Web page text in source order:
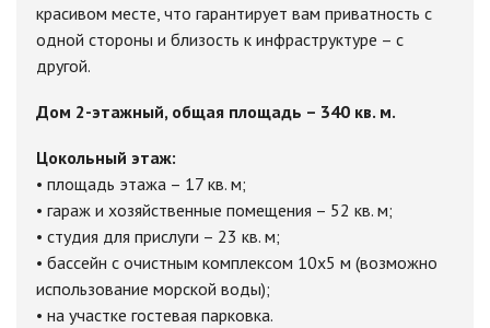
красивом месте, что гарантирует вам приватность с
одной стороны и близость к инфраструктуре – с
другой.
Дом 2-этажный, общая площадь – 340 кв. м.
Цокольный этаж:
• площадь этажа – 17 кв. м;
• гараж и хозяйственные помещения – 52 кв. м;
• студия для прислуги – 23 кв. м;
• бассейн с очистным комплексом 10х5 м (возможно
использование морской воды);
• на участке гостевая парковка.